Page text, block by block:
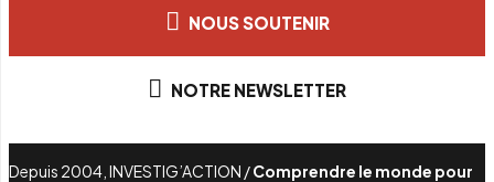
NOUS SOUTENIR
NOTRE NEWSLETTER
Depuis 2004, INVESTIG’ACTION /Comprendre le monde pour